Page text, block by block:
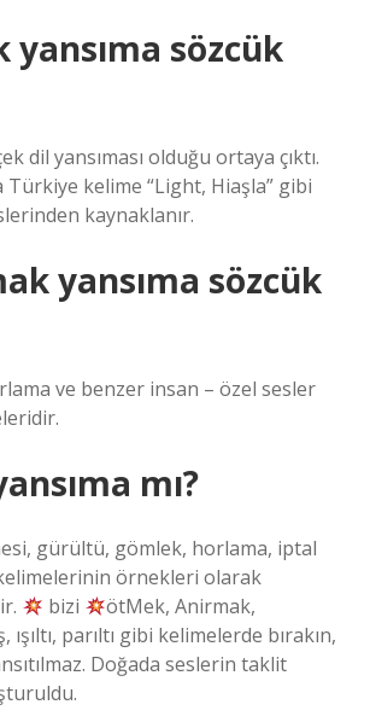
yansıma sözcük
dil yansıması olduğu ortaya çıktı.
Türkiye kelime “Light, Hiaşla” gibi
kaynaklanır.
yansıma sözcük
ve benzer insan – özel sesler
mı?
gürültü, gömlek, horlama, iptal
örnekleri olarak
bizi
ötMek, Anirmak,
parıltı gibi kelimelerde bırakın,
Doğada seslerin taklit